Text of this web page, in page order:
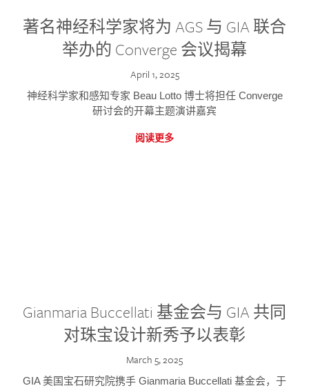
著名神经科学家将为 AGS 与 GIA 联合
举办的 Converge 会议揭幕
April 1, 2025
神经科学家和感知专家 Beau Lotto 博士将担任 Converge
研讨会的开幕主题演讲嘉宾
阅读更多
Gianmaria Buccellati 基金会与 GIA 共同
对珠宝设计新秀予以表彰
March 5, 2025
GIA 美国宝石研究院携手 Gianmaria Buccellati 基金会，于